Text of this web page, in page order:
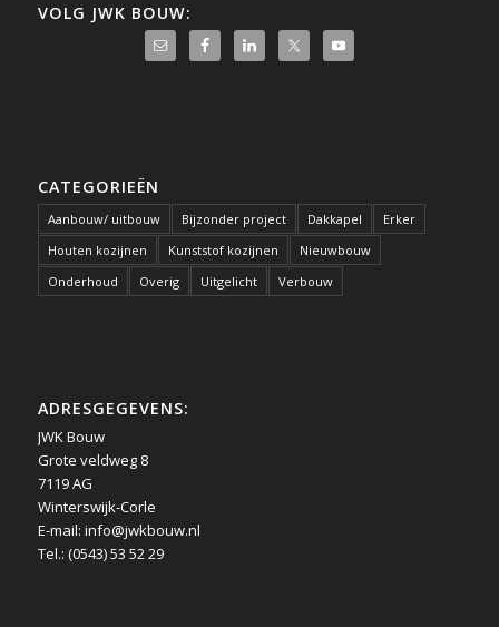
VOLG JWK BOUW:
CATEGORIEËN
Aanbouw/ uitbouw Bijzonder project Dakkapel
Erker
Houten kozijnen
Kunststof kozijnen
Nieuwbouw
Onderhoud
Overig Uitgelicht Verbouw
ADRESGEGEVENS:
JWK Bouw
Grote veldweg 8
7119 AG
Winterswijk-Corle
E-mail: info@jwkbouw.nl
Tel.: (0543) 53 52 29